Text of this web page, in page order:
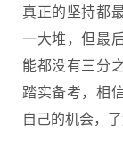
真正的坚持都
一大堆，但最
能都没有三分
踏实备考，相
自己的机会，